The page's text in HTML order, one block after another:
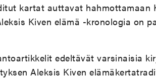
kartat auttavat hahmottamaan
Kiven elämä -kronologia on
edeltävät varsinaisia
Aleksis Kiven